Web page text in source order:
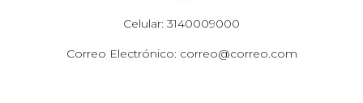
Celular: 3140009000
Correo Electrónico: correo@correo.com